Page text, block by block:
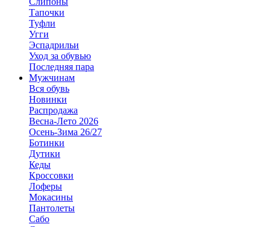
Тапочки
Туфли
Угги
Эспадрильи
Уход за обувью
Последняя пара
Мужчинам
Вся обувь
Новинки
Распродажа
Весна-Лето 2026
Осень-Зима 26/27
Ботинки
Дутики
Кеды
Кроссовки
Лоферы
Мокасины
Пантолеты
Сабо